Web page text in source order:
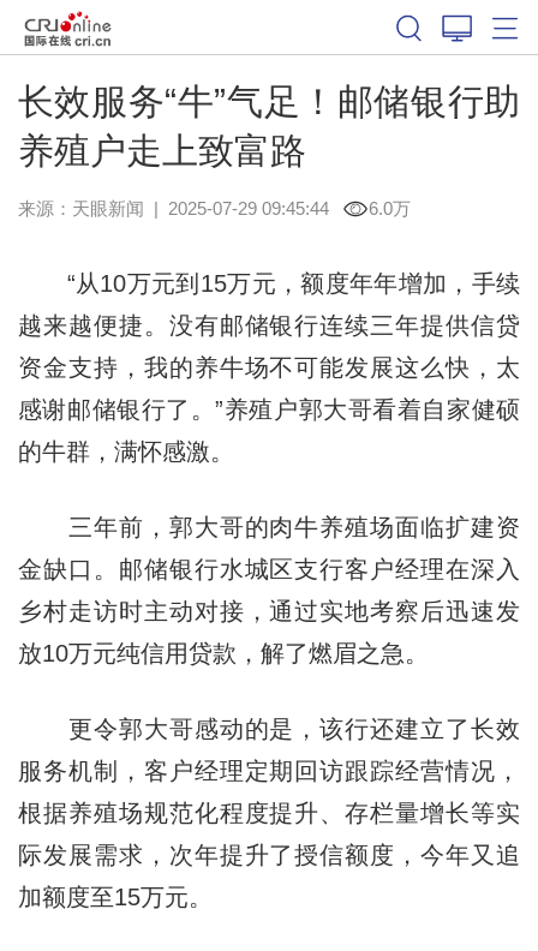
长效服务“牛”气足！邮储银行助
养殖户走上致富路
来源： 天眼新闻 | 2025-07-29 09:45:44 6.0万
“从10万元到15万元，额度年年增加，手续
越来越便捷。没有邮储银行连续三年提供信贷
资金支持，我的养牛场不可能发展这么快，太
感谢邮储银行了。”养殖户郭大哥看着自家健硕
的牛群，满怀感激。
三年前，郭大哥的肉牛养殖场面临扩建资
金缺口。邮储银行水城区支行客户经理在深入
乡村走访时主动对接，通过实地考察后迅速发
放10万元纯信用贷款，解了燃眉之急。
更令郭大哥感动的是，该行还建立了长效
服务机制，客户经理定期回访跟踪经营情况，
根据养殖场规范化程度提升、存栏量增长等实
际发展需求，次年提升了授信额度，今年又追
加额度至15万元。